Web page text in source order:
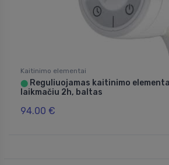
Kaitinimo elementai
⬤ Reguliuojamas kaitinimo
laikmačiu 2h, baltas
94.00 €